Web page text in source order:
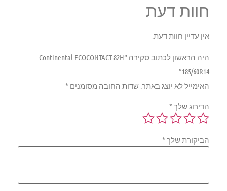
חוות דעת
אין עדיין חוות דעת.
היה הראשון לכתוב סקירה “Continental ECOCONTACT 82H
185/60R14”
האימייל לא יוצג באתר.שדות החובה מסומנים*
הדירוג שלך*
הביקורת שלך*